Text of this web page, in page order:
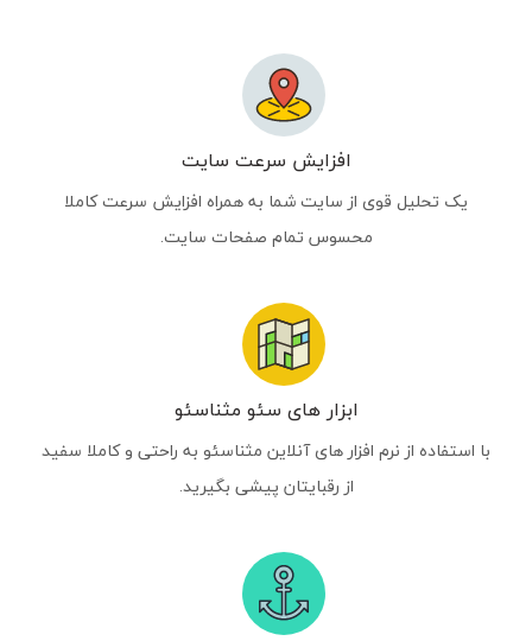
افزایش سرعت سایت
یک تحلیل قوی از سایت شما به همراه افزایش سرعت کاملا
محسوس تمام صفحات سایت.
ابزار های سئو مثناسئو
با استفاده از نرم افزار های آنلاین مثناسئو به راحتی و کاملا سفید
از رقبایتان پیشی بگیرید.